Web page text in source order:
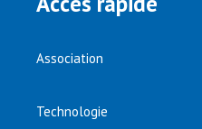
Association
Technologie